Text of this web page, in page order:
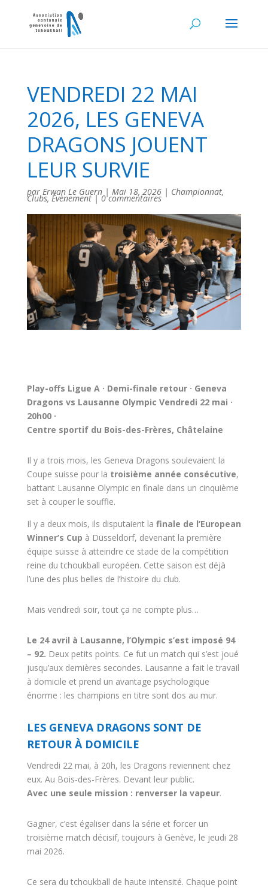
VENDREDI 22 MAI
2026, LES GENEVA
DRAGONS JOUENT
LEUR SURVIE
par Erwan Le Guern| Mai 18, 2026| Championnat,
Clubs,Évènement|0 commentaires
Play-offs Ligue A · Demi-finale retour · Geneva
Dragons vs Lausanne Olympic Vendredi 22 mai ·
20h00 ·
Centre sportif du Bois-des-Frères, Châtelaine
Il y a trois mois, les Geneva Dragons soulevaient la
Coupe suisse pour la troisième année consécutive,
battant Lausanne Olympic en finale dans un cinquième
set à couper le souffle.
Il y a deux mois, ils disputaient la finale de l’European
Winner’s Cup à Düsseldorf, devenant la première
équipe suisse à atteindre ce stade de la compétition
reine du tchoukball européen. Cette saison est déjà
l’une des plus belles de l’histoire du club.
Mais vendredi soir, tout ça ne compte plus…
Le 24 avril à Lausanne, l’Olympic s’est imposé 94
– 92. Deux petits points. Ce fut un match qui s’est joué
jusqu’aux dernières secondes. Lausanne a fait le travail
à domicile et prend un avantage psychologique
énorme : les champions en titre sont dos au mur.
LES GENEVA DRAGONS SONT DE
RETOUR À DOMICILE
Vendredi 22 mai, à 20h, les Dragons reviennent chez
eux. Au Bois-des-Frères. Devant leur public.
Avec une seule mission : renverser la vapeur.
Gagner, c’est égaliser dans la série et forcer un
troisième match décisif, toujours à Genève, le jeudi 28
mai 2026.
Ce sera du tchoukball de haute intensité. Chaque point